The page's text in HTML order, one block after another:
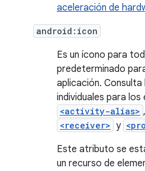
aceleración de
android:icon
Es un ícono para
predeterminado
aplicación.
individuales para los
<activity-alias> ,
<receiver> y
Este atributo se
un recurso de